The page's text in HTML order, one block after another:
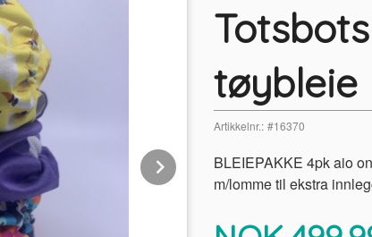
Next
tøybleie
Artikkelnr.: #16370
BLEIEPAKKE 4pk aio
m/lomme til ekstra